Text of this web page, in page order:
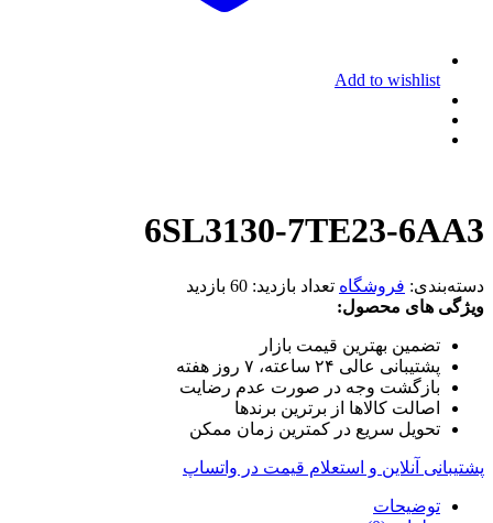
Add to wishlist
6SL3130-7TE23-6AA3
دسته‌بندی: فروشگاه تعداد بازدید: 60 بازدید
ویژگی های محصول:
تضمین بهترین قیمت بازار
پشتیبانی عالی ۲۴ ساعته، ۷ روز هفته
بازگشت وجه در صورت عدم رضایت
اصالت کالاها از برترین برندها
تحویل سریع در کمترین زمان ممکن
پشتیبانی آنلاین و استعلام قیمت در واتساپ
توضیحات